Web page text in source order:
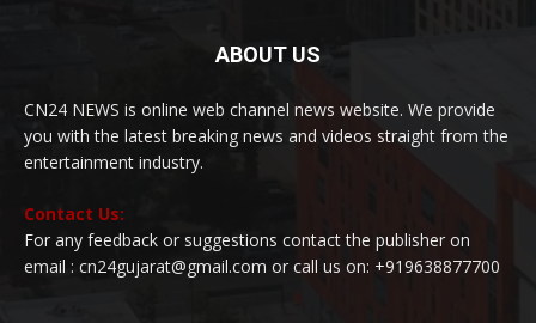
ABOUT US
CN24 NEWS is online web channel news website. We provide
you with the latest breaking news and videos straight from the
entertainment industry.
Contact Us:
For any feedback or suggestions contact the publisher on
email : cn24gujarat@gmail.com or call us on: +919638877700